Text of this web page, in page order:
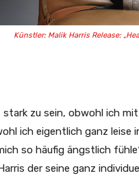
Künstler: Malik Harris Release:
stark zu sein, obwohl ich
ich eigentlich ganz leise
so häufig ängstlich
der seine ganz